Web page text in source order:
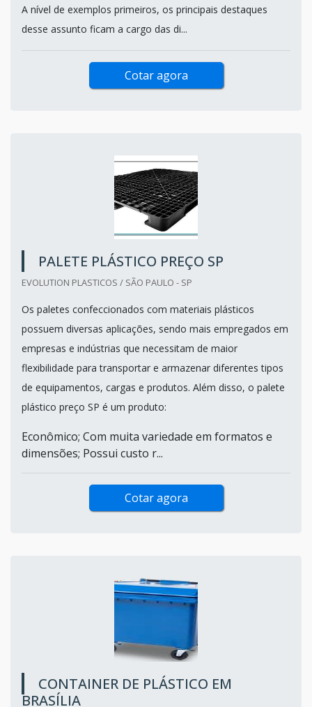
A nível de exemplos primeiros, os principais destaques
desse assunto ficam a cargo das di...
Cotar agora
PALETE PLÁSTICO PREÇO SP
EVOLUTION PLASTICOS / SÃO PAULO - SP
Os paletes confeccionados com materiais plásticos
possuem diversas aplicações, sendo mais empregados em
empresas e indústrias que necessitam de maior
flexibilidade para transportar e armazenar diferentes tipos
de equipamentos, cargas e produtos. Além disso, o palete
plástico preço SP é um produto:
Econômico; Com muita variedade em formatos e
dimensões; Possui custo r...
Cotar agora
CONTAINER DE PLÁSTICO EM
BRASÍLIA